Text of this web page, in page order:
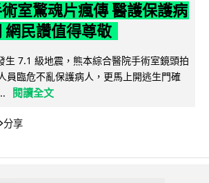
室驚魂片瘋傳 醫護保護病
網民讚值得尊敬
生 7.1 級地震，熊本綜合醫院手術室鏡頭拍
員臨危不亂保護病人，更馬上開逃生門確
閱讀全文
分享